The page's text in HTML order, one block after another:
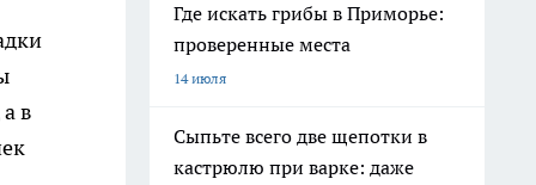
в
Где искать грибы в Приморье:
проверенные места
14 июля
Сыпьте всего две щепотки в
кастрюлю при варке: даже